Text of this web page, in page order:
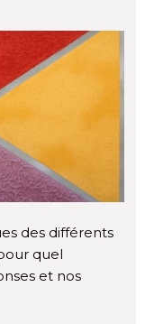
des différents
quel
et nos